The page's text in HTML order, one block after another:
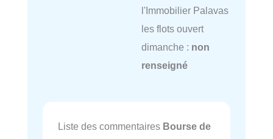
l'Immobilier Palavas
les flots ouvert
dimanche : non
renseigné
Liste des commentaires Bourse de